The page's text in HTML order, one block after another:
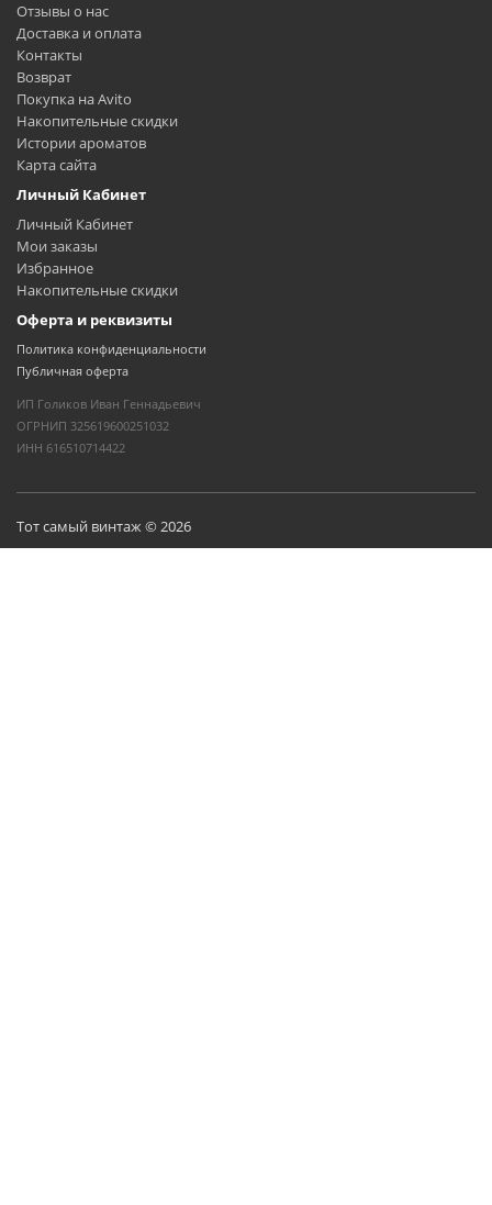
Отзывы о нас
Доставка и оплата
Контакты
Возврат
Покупка на Avito
Накопительные скидки
Истории ароматов
Карта сайта
Личный Кабинет
Личный Кабинет
Мои заказы
Избранное
Накопительные скидки
Оферта и реквизиты
Политика конфиденциальности
Публичная оферта
ИП Голиков Иван Геннадьевич
ОГРНИП 325619600251032
ИНН 616510714422
Тот самый винтаж © 2026